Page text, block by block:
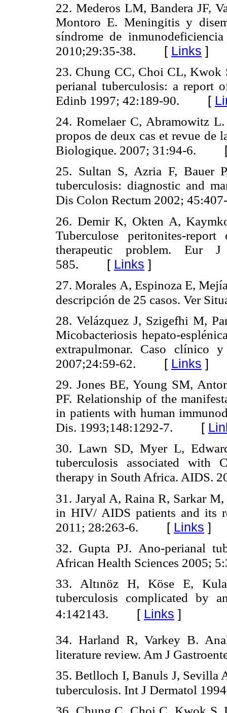
22. Mederos LM, Bandera JF,
Montoro E. Meningitis y
síndrome de
2010;29:35-38. [ Links ]
23. Chung CC, Choi CL,
perianal tuberculosis: a report
Edinb 1997; 42:189-90. [
24. Romelaer C, Abramowitz
propos de deux cas et revue de
Biologique. 2007; 31:94-6.
25. Sultan S, Azria F, Bauer
tuberculosis: diagnostic and
Dis Colon Rectum 2002;
26. Demir K, Okten A,
Tuberculose peritonites-
therapeutic problem. Eur J
585. [ Links ]
27. Morales A, Espinoza E,
descripción de 25 casos. Ver
28. Velázquez J, Szigefhi M,
Micobacteriosis hepato-
extrapulmonar. Caso clínico
2007;24:59-62. [ Links ]
29. Jones BE, Young SM,
PF. Relationship of the
in patients with human
Dis. 1993;148:1292-7. [
30. Lawn SD, Myer L,
tuberculosis associated with
therapy in South Africa. AIDS.
31. Jaryal A, Raina R, Sarkar
in HIV/ AIDS patients and its
2011; 28:263-6. [ Links ]
32. Gupta PJ. Ano-perianal
African Health Sciences 2005;
33. Altınöz H, Köse E,
tuberculosis complicated by
4:142143. [ Links ]
34. Harland R, Varkey B.
literature review. Am J
35. Betlloch I, Banuls J, Sevilla
tuberculosis. Int J Dermatol